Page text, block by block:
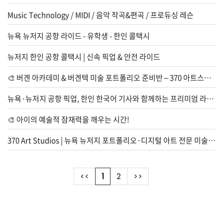
핫
딜
이
야
기
친
구
찾
기
행
사/
모
Music Technology / MIDI / 음악 작곡&편곡 / 프로듀싱 레슨
뉴욕 뉴저지 공항 라이드 - 유학생 - 한인 콜택시
뉴저지 한인 공항 콜택시 | 신속 픽업 & 안전 라이드
🎨 버겐 아카데미 & 버겐텍 미술 포트폴리오 준비반 – 370 아트스튜디오
뉴욕·뉴저지 공항 픽업, 한인 한국어 기사와 함께하는 프리미엄 라이드 – 신속 콜택시
🎨 아이의 예술적 잠재력을 깨우는 시간!
370 Art Studios | 뉴욕 뉴저지 포트폴리오·디지털 아트 전문 미술학원
<< 1 2 >>